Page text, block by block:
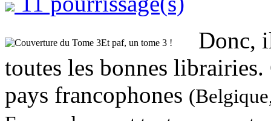
Et paf, un tome 3 !
Donc,
toutes les bonnes
pays francophones